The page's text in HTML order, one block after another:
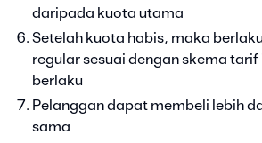
daripada kuota utama
Setelah kuota habis, maka
regular sesuai dengan skema
berlaku
Pelanggan dapat membeli lebih
sama